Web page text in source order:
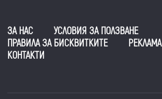
ЗА НАС
УСЛОВИЯ ЗА ПОЛЗВАНЕ
ПРАВИЛА ЗА БИСКВИТКИТЕ
РЕКЛАМА
КОНТАКТИ